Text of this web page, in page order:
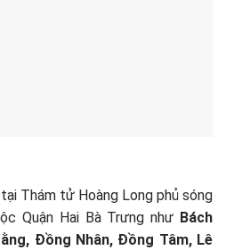
Thám tử Hoàng Long phủ sóng
Quận Hai Bà Trưng như Bách
Đồng Nhân, Đồng Tâm, Lê